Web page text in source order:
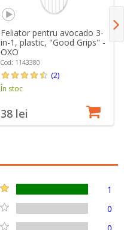
Feliator pentru avocado 3-
in-1, plastic, "Good Grips" -
OXO
Cod: 1143380
(2)
În stoc
38 lei
1
0